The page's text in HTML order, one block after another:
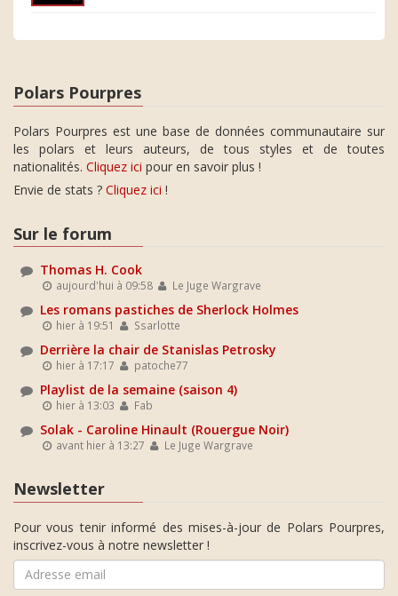
Polars Pourpres
Polars Pourpres est une base de données communautaire sur
les polars et leurs auteurs, de tous styles et de toutes
nationalités. Cliquez ici pour en savoir plus !
Envie de stats ? Cliquez ici !
Sur le forum
Thomas H. Cook
aujourd'hui à 09:58 Le Juge Wargrave
Les romans pastiches de Sherlock Holmes
hier à 19:51 Ssarlotte
Derrière la chair de Stanislas Petrosky
hier à 17:17 patoche77
Playlist de la semaine (saison 4)
hier à 13:03 Fab
Solak - Caroline Hinault (Rouergue Noir)
avant hier à 13:27 Le Juge Wargrave
Newsletter
Pour vous tenir informé des mises-à-jour de Polars Pourpres,
inscrivez-vous à notre newsletter !